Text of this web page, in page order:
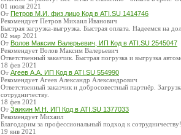
01 июля 2021
От Петров М.И. физ.лицо Код в ATI.SU 1414746
Рекомендует Петров Михаил Иванович
Быстрая загрузка-выгрузка. Быстрая оплата. Надеемся на
02 мар 2021
От Волов Максим Валерьевич, ИП Код в ATI.SU 2545047
Рекомендует Волов Максим Валерьевич
Ответственный заказчик. Быстрая погрузка и выгрузка
18 фев 2021
От Агеев А.А. ИП Код в ATI.SU 554990
Рекомендует Агеев Александр Александрович
Ответственный заказчик и добросовестный партнёр.
сотрудничеству.
18 фев 2021
От Заикин М.Н. ИП Код в ATI.SU 1377033
Рекомендует Михаил
Благодарим за профессиональный подход к
19 янв 2021